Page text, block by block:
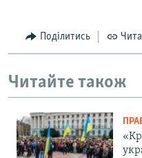
Поділитись
Читайте також